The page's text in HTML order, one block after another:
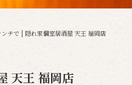
チで | 隠れ家個室居酒屋 天王 福岡店
天王 福岡店